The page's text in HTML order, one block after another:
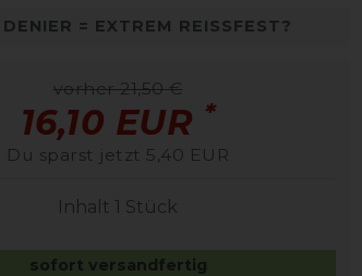
= EXTREM REISSFEST?
vorher 21,50 €
16,10 EUR *
Du sparst jetzt 5,40 EUR
Inhalt 1 Stück
sofort versandfertig